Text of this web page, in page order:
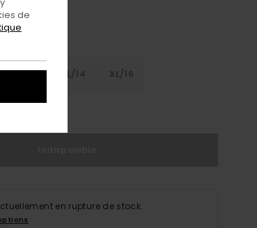
M/12 L/14 XL/16
en rupture de stock.
de